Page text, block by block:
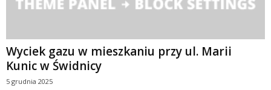
Wyciek gazu w mieszkaniu przy ul. Marii
Kunic w Świdnicy
5 grudnia 2025